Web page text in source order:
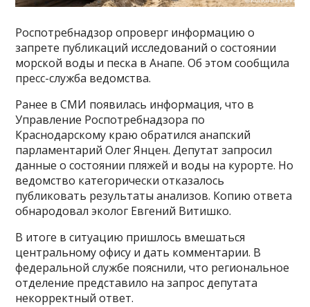
Роспотребнадзор опроверг информацию о
запрете публикаций исследований о состоянии
морской воды и песка в Анапе. Об этом сообщила
пресс-служба ведомства.
Ранее в СМИ появилась информация, что в
Управление Роспотребнадзора по
Краснодарскому краю обратился анапский
парламентарий Олег Янцен. Депутат запросил
данные о состоянии пляжей и воды на курорте. Но
ведомство категорически отказалось
публиковать результаты анализов. Копию ответа
обнародовал эколог Евгений Витишко.
В итоге в ситуацию пришлось вмешаться
центральному офису и дать комментарии. В
федеральной службе пояснили, что региональное
отделение представило на запрос депутата
некорректный ответ.